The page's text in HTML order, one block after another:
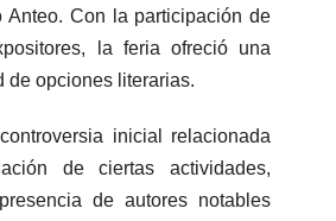
Anteo. Con la participación de
la feria ofreció una
de opciones literarias.
inicial relacionada
de ciertas actividades,
de autores notables